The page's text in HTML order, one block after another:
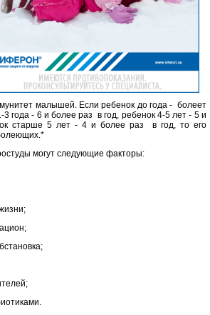
малышей. Если ребенок до года - болеет
3 года - 6 и более раз в год, ребенок 4-5 лет - 5 и
старше 5 лет - 4 и более раз в год, то его
могут следующие факторы: